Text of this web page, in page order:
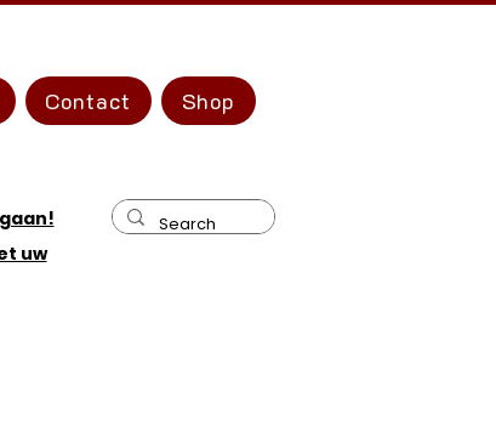
Contact Shop
uw